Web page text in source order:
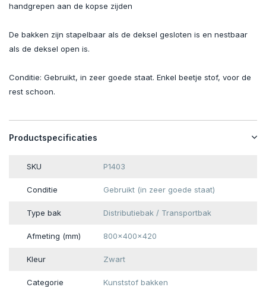
handgrepen aan de kopse zijden
De bakken zijn stapelbaar als de deksel gesloten is en nestbaar
als de deksel open is.
Conditie: Gebruikt, in zeer goede staat. Enkel beetje stof, voor de
rest schoon.
Productspecificaties
SKU P1403
Conditie Gebruikt (in zeer goede staat)
Type bak Distributiebak / Transportbak
Afmeting (mm) 800x400x420
Kleur Zwart
Categorie Kunststof bakken